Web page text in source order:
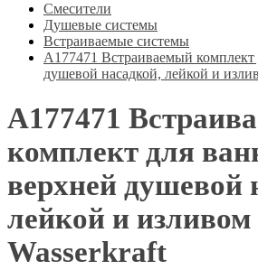
Смесители
Душевые системы
Встраиваемые системы
A177471 Встраиваемый
душевой насадкой, лейкой и
A177471
комплект для
верхней душевой
лейкой и изливом
Wasserkraft